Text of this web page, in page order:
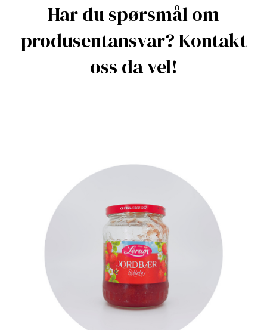
Har du spørsmål om
produsentansvar? Kontakt
oss da vel!